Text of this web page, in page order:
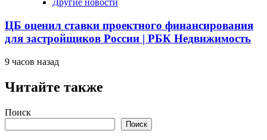
Другие новости
ЦБ оценил ставки проектного финансирования
для застройщиков России | РБК Недвижимость
9 часов назад
Читайте также
Поиск
Поиск